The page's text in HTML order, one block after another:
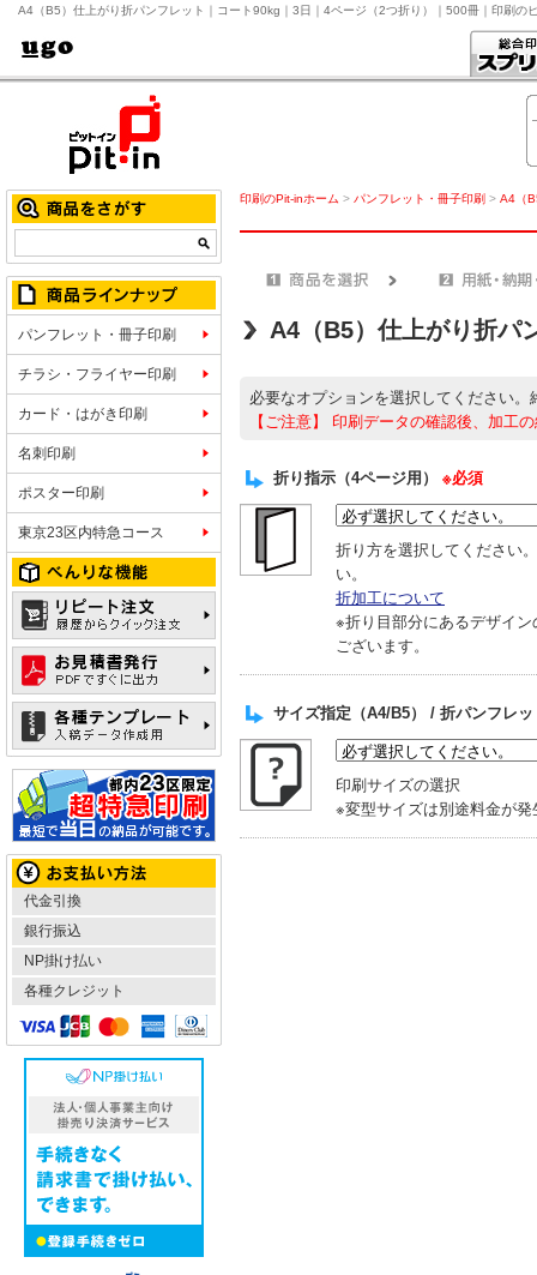
A4（B5）仕上がり折パンフレット｜コート90kg｜3日｜4ページ（2つ折り）｜500冊｜印刷
パンフレット・冊子印刷
チラシ・フライヤー印刷
カード・はがき印刷
名刺印刷
ポスター印刷
東京23区内特急コース
代金引換
銀行振込
NP掛け払い
各種クレジット
印刷のPit-inホーム > パンフレット・冊子印刷 > A4（
A4（B5）仕上がり折パ
必要なオプションを選択してください。
【ご注意】
印刷データの確認後、加工
折り指示（4ページ用） ※必須
折り方を選択してください
い。
折加工について
※折り目部分にあるデザイ
ございます。
サイズ指定（A4/B5） / 折パンフレ
印刷サイズの選択
※変型サイズは別途料金が